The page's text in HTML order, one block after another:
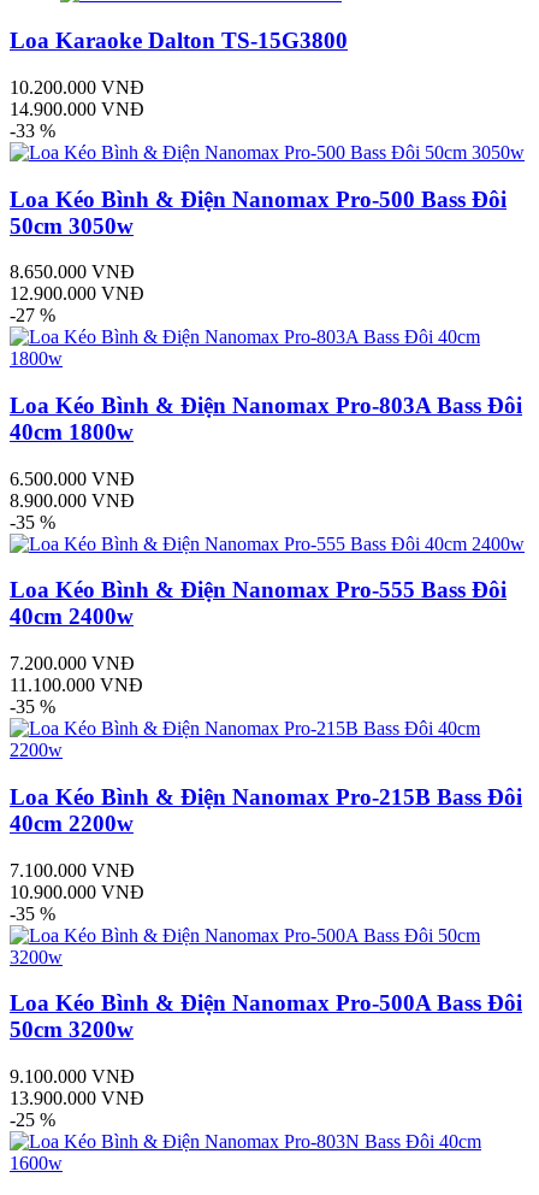
Loa Karaoke Dalton TS-15G3800
10.200.000 VNĐ
14.900.000 VNĐ
-33 %
Loa Kéo Bình & Điện Nanomax Pro-500 Bass Đôi
50cm 3050w
8.650.000 VNĐ
12.900.000 VNĐ
-27 %
Loa Kéo Bình & Điện Nanomax Pro-803A Bass Đôi
40cm 1800w
6.500.000 VNĐ
8.900.000 VNĐ
-35 %
Loa Kéo Bình & Điện Nanomax Pro-555 Bass Đôi
40cm 2400w
7.200.000 VNĐ
11.100.000 VNĐ
-35 %
Loa Kéo Bình & Điện Nanomax Pro-215B Bass Đôi
40cm 2200w
7.100.000 VNĐ
10.900.000 VNĐ
-35 %
Loa Kéo Bình & Điện Nanomax Pro-500A Bass Đôi
50cm 3200w
9.100.000 VNĐ
13.900.000 VNĐ
-25 %